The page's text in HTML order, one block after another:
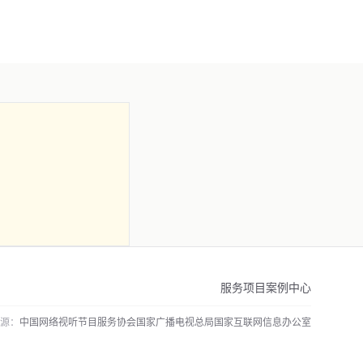
服务项目案例中心
： 中国网络视听节目服务协会国家广播电视总局国家互联网信息办公室